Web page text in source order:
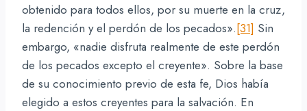
obtenido para todos ellos, por su muerte en la cruz,
la redención y el perdón de los pecados».[31] Sin
embargo, «nadie disfruta realmente de este perdón
de los pecados excepto el creyente». Sobre la base
de su conocimiento previo de esta fe, Dios había
elegido a estos creyentes para la salvación. En